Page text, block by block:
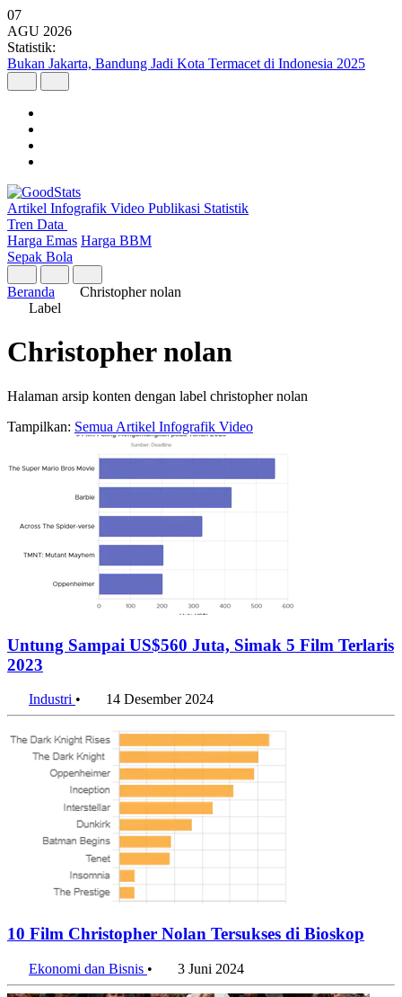
07
AGU 2026
Statistik:
Bukan Jakarta, Bandung Jadi Kota Termacet di Indonesia 2025
Artikel Infografik Video Publikasi Statistik
Tren Data
Harga Emas Harga BBM
Sepak Bola
Beranda
Christopher nolan
Label
Christopher nolan
Halaman arsip konten dengan label christopher nolan
Tampilkan: Semua Artikel Infografik Video
Untung Sampai US$560 Juta, Simak 5 Film Terlaris
2023
Industri • 14 Desember 2024
10 Film Christopher Nolan Tersukses di Bioskop
Ekonomi dan Bisnis • 3 Juni 2024